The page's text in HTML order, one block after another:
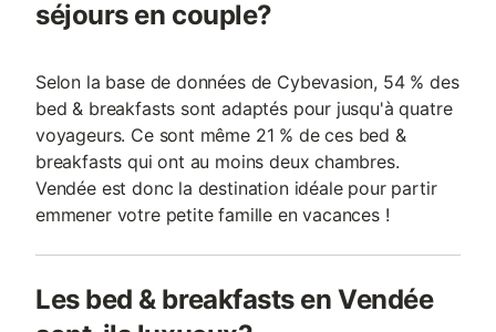
séjours en couple?
Selon la base de données de Cybevasion, 54 % des
bed & breakfasts sont adaptés pour jusqu'à quatre
voyageurs. Ce sont même 21 % de ces bed &
breakfasts qui ont au moins deux chambres.
Vendée est donc la destination idéale pour partir
emmener votre petite famille en vacances !
Les bed & breakfasts en Vendée